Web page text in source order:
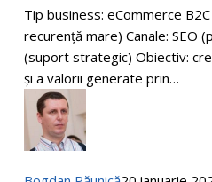
ca
motor
principal
–
accelerat
Google
Tip business: eCommerce
recurență mare) Canale: SEO
(suport strategic) Obiectiv:
și a valorii generate prin…